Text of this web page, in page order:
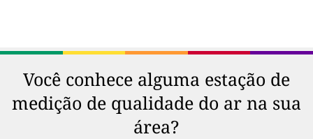
Você conhece alguma estação de
medição de qualidade do ar na sua
área?